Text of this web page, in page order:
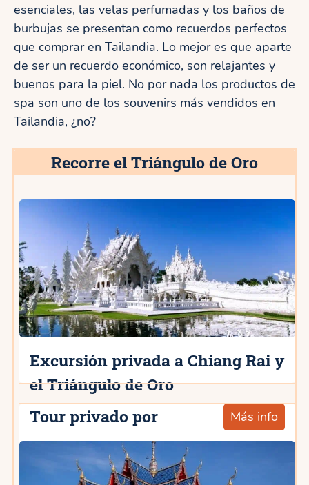
esenciales, las velas perfumadas y los baños de
burbujas se presentan como recuerdos perfectos
que comprar en Tailandia. Lo mejor es que aparte
de ser un recuerdo económico, son relajantes y
buenos para la piel. No por nada los productos de
spa son uno de los souvenirs más vendidos en
Tailandia, ¿no?
Recorre el Triángulo de Oro
Excursión privada a Chiang Rai y
el Triángulo de Oro
Más info
Tour privado por